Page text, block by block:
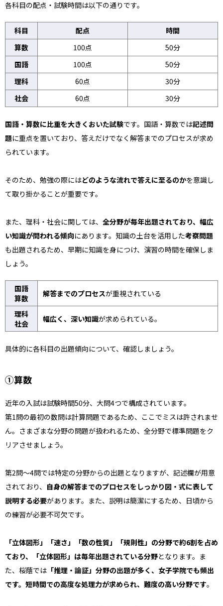
各科目の配点・試験時間は以下の通りです。
科目 配点
時間
算数
100点
50分
国語
100点
50分
理科
60点
30分
社会
60点 30分
国語・算数に比重を大きくおいた試験です。国語・算数では記述問
題に重点を置いており、答えだけでなく解答までのプロセスが求め
られています。
そのため、勉強の際にはどのような流れで答えに至るのかを意識し
て取り掛かることが重要です。
また、理科・社会に関しては、 全分野が毎年出題されており、幅広
い知識が問われる傾向にあります。知識の土台を活用した考察問題
も出題されるため、早期に知識を身につけ、演習の時間を確保しま
しょう。
国語
算数
解答までのプロセスが重視されている
理科
社会
幅広く、深い知識が求められている。
具体的に各科目の出題傾向について、確認しましょう。
①算数
近年の入試は試験時間50分、大問4つで構成されています。
第1問の最初の数問は計算問題であるため、ここでミスは許されませ
ん。さまざまな分野の問題が扱われるため、全分野で標準問題をク
リアさせましょう。
第2問〜4問では特定の分野からの出題となりますが、記述欄が用意
されており、 自身の解答までのプロセスをしっかり図・式に表して
説明する必要があります。また、説明は簡潔にするため、日頃から
の練習が必要不可欠です。
「立体図形」「速さ」「数の性質」「規則性」の分野で約6割を占め
ており、「立体図形」は毎年出題されている分野となります。ま
た、桜蔭では 「推理・論証」分野の出題が多く、女子学院でも頻出
です。短時間での高度な処理力が求められ、難度の高い分野です。